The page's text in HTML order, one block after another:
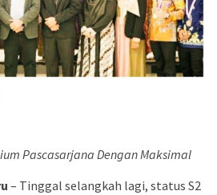
Pascasarjana Dengan Maksimal
– Tinggal selangkah lagi, status S2